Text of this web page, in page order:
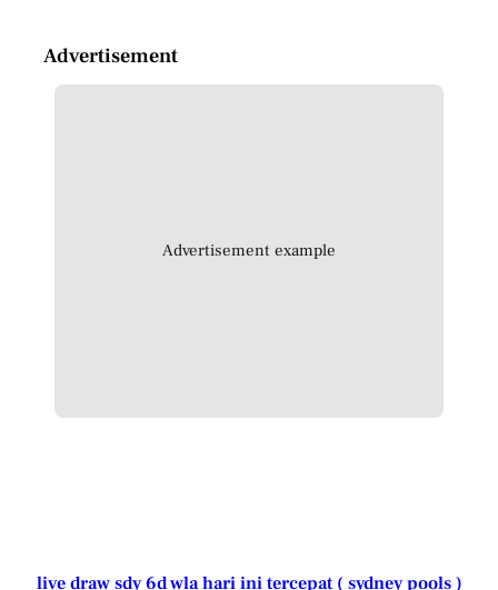
Advertisement
Advertisement example
live draw sdy 6d wla hari ini tercepat ( sydney pools )